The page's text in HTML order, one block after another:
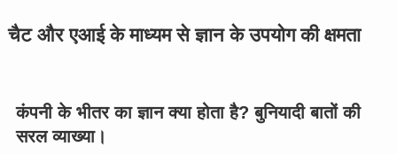
चैट और एआई के माध्यम से ज्ञान के उपयोग की क्षमता
कंपनी के भीतर का ज्ञान क्या होता है? बुनियादी बातों की
सरल व्याख्या।